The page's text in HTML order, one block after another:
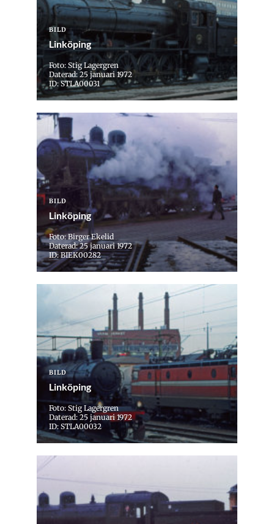
BILD
Linköping
Foto: Stig Lagergren
Daterad: 25 januari 1972
ID: STLA00031
BILD
Linköping
Foto: Birger Ekelid
Daterad: 25 januari 1972
ID: BIEK00282
BILD
Linköping
Foto: Stig Lagergren
Daterad: 25 januari 1972
ID: STLA00032